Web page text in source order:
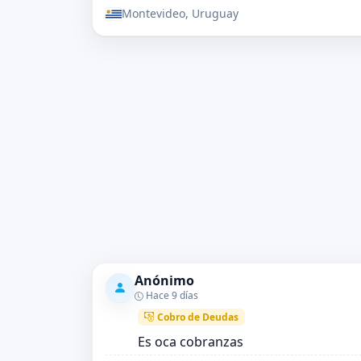
Montevideo, Uruguay
Anónimo
Hace 9 días
Cobro de Deudas
Es oca cobranzas